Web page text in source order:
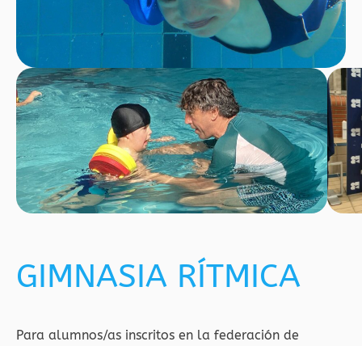
GIMNASIA RÍTMICA
Para alumnos/as inscritos en la federación de